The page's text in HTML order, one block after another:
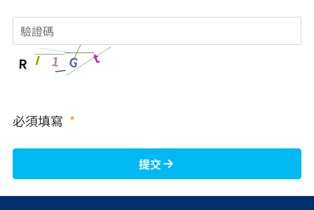
R I 1 G t
必須填寫 *
提交